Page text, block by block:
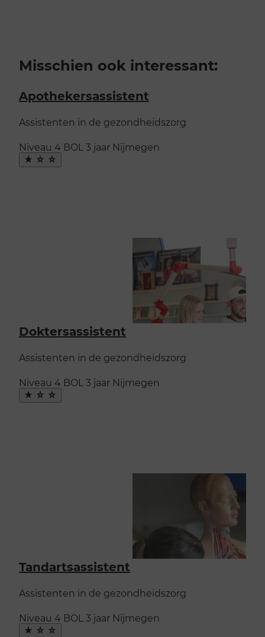
Misschien ook interessant:
Apothekersassistent
Assistenten in de gezondheidszorg
Niveau 4 BOL 3 jaar Nijmegen
Maak
favoriet
Doktersassistent
Assistenten in de gezondheidszorg
Niveau 4 BOL 3 jaar Nijmegen
Maak
favoriet
Tandartsassistent
Assistenten in de gezondheidszorg
Niveau 4 BOL 3 jaar Nijmegen
Maak